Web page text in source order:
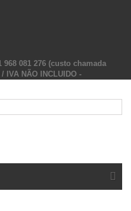
968 081 276 (custo chamada
IVA NÃO INCLUIDO -